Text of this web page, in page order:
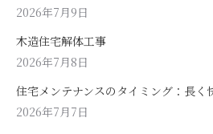
2026年7月9日
木造住宅解体工事
2026年7月8日
住宅メンテナンスのタイミング：長く
2026年7月7日